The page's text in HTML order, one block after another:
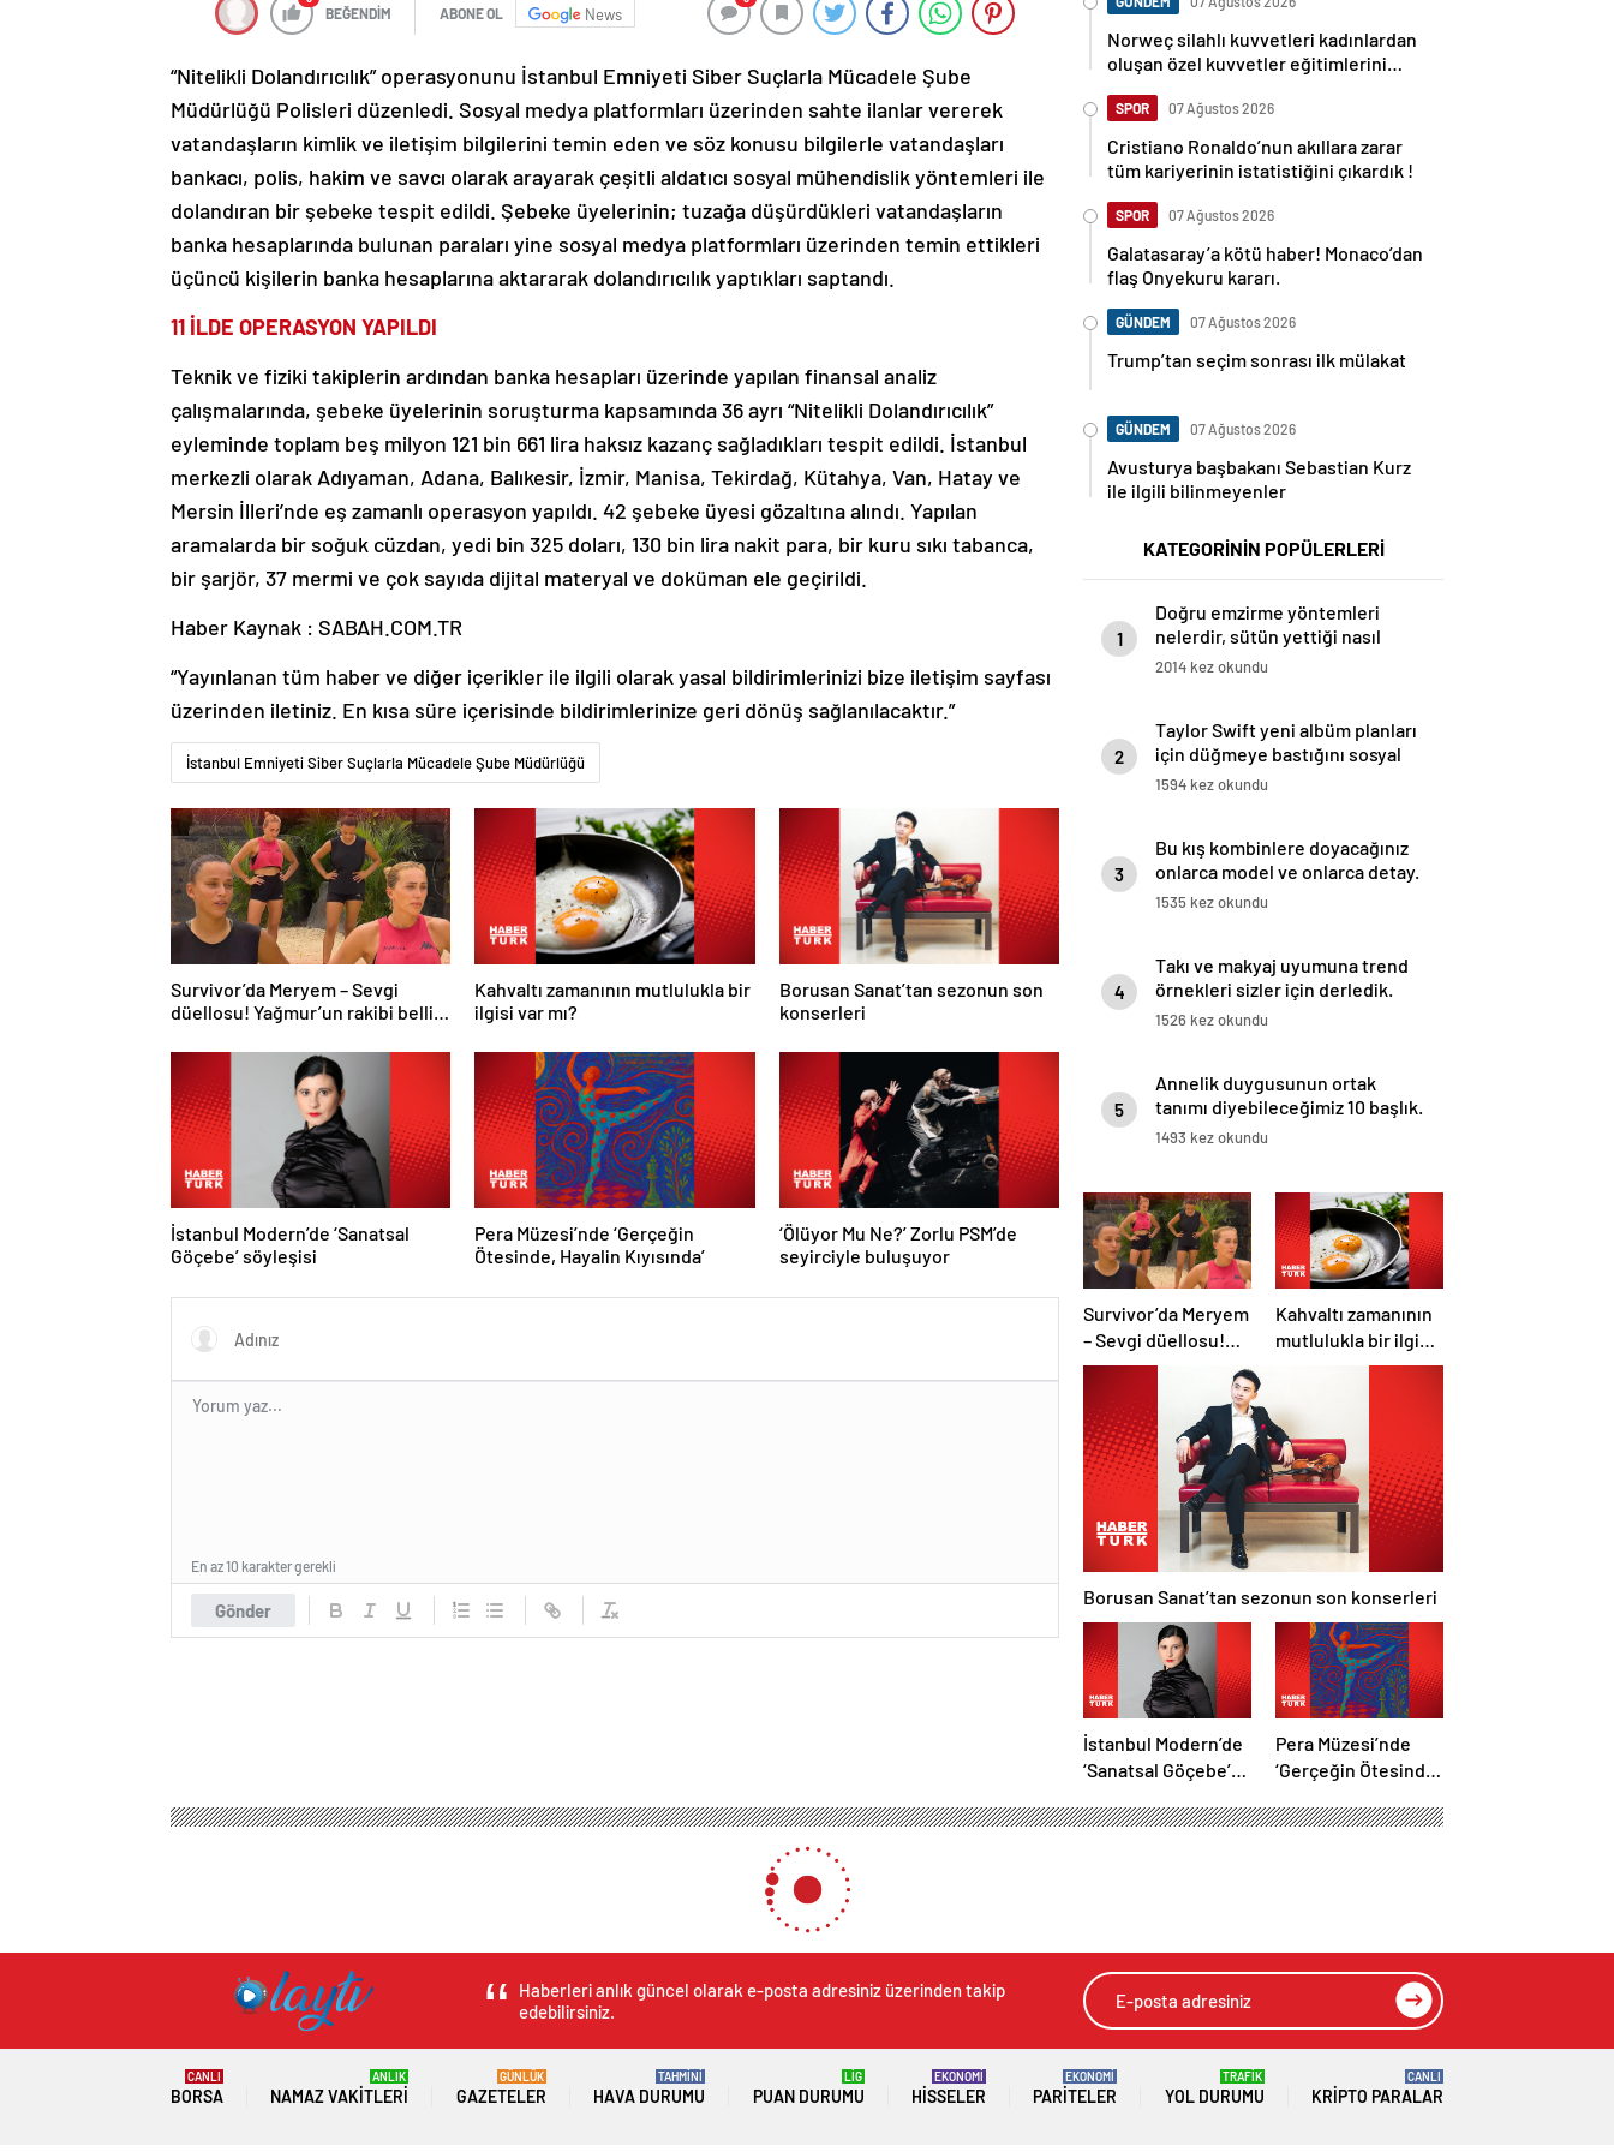
BEĞENDİM ABONE OL News
“Nitelikli Dolandırıcılık” operasyonunu İstanbul Emniyeti Siber Suçlarla Mücadele Şube
Müdürlüğü Polisleri düzenledi. Sosyal medya platformları üzerinden sahte ilanlar vererek
vatandaşların kimlik ve iletişim bilgilerini temin eden ve söz konusu bilgilerle vatandaşları
bankacı, polis, hakim ve savcı olarak arayarak çeşitli aldatıcı sosyal mühendislik yöntemleri ile
dolandıran bir şebeke tespit edildi. Şebeke üyelerinin; tuzağa düşürdükleri vatandaşların
banka hesaplarında bulunan paraları yine sosyal medya platformları üzerinden temin ettikleri
üçüncü kişilerin banka hesaplarına aktararak dolandırıcılık yaptıkları saptandı.
11 İLDE OPERASYON YAPILDI
Teknik ve fiziki takiplerin ardından banka hesapları üzerinde yapılan finansal analiz
çalışmalarında, şebeke üyelerinin soruşturma kapsamında 36 ayrı “Nitelikli Dolandırıcılık”
eyleminde toplam beş milyon 121 bin 661 lira haksız kazanç sağladıkları tespit edildi. İstanbul
merkezli olarak Adıyaman, Adana, Balıkesir, İzmir, Manisa, Tekirdağ, Kütahya, Van, Hatay ve
Mersin İlleri’nde eş zamanlı operasyon yapıldı. 42 şebeke üyesi gözaltına alındı. Yapılan
aramalarda bir soğuk cüzdan, yedi bin 325 doları, 130 bin lira nakit para, bir kuru sıkı tabanca,
bir şarjör, 37 mermi ve çok sayıda dijital materyal ve doküman ele geçirildi.
Haber Kaynak : SABAH.COM.TR
“Yayınlanan tüm haber ve diğer içerikler ile ilgili olarak yasal bildirimlerinizi bize iletişim sayfası
üzerinden iletiniz. En kısa süre içerisinde bildirimlerinize geri dönüş sağlanılacaktır.”
İstanbul Emniyeti Siber Suçlarla Mücadele Şube Müdürlüğü
Survivor’da Meryem – Sevgi
düellosu! Yağmur’un rakibi belli
Kahvaltı zamanının mutlulukla bir
ilgisi var mı?
Borusan Sanat’tan sezonun son
konserleri
İstanbul Modern’de ‘Sanatsal
Göçebe’ söyleşisi
Pera Müzesi’nde ‘Gerçeğin
Ötesinde, Hayalin Kıyısında’
‘Ölüyor Mu Ne?’ Zorlu PSM’de
seyirciyle buluşuyor
Gönder
En az 10 karakter gerekli
Norweç silahlı kuvvetleri kadınlardan
oluşan özel kuvvetler eğitimlerini
SPOR 07 Ağustos 2026
Cristiano Ronaldo’nun akıllara zarar
tüm kariyerinin istatistiğini çıkardık !
SPOR 07 Ağustos 2026
Galatasaray’a kötü haber! Monaco’dan
flaş Onyekuru kararı.
GÜNDEM 07 Ağustos 2026
Trump’tan seçim sonrası ilk mülakat
GÜNDEM 07 Ağustos 2026
Avusturya başbakanı Sebastian Kurz
ile ilgili bilinmeyenler
KATEGORİNİN POPÜLERLERİ
1
Doğru emzirme yöntemleri
nelerdir, sütün yettiği nasıl
anlaşılır?
2014 kez okundu
2
Taylor Swift yeni albüm planları
için düğmeye bastığını sosyal
medyadan duyurdu!
1594 kez okundu
3
Bu kış kombinlere doyacağınız
onlarca model ve onlarca detay.
1535 kez okundu
4
Takı ve makyaj uyumuna trend
örnekleri sizler için derledik.
1526 kez okundu
5
Annelik duygusunun ortak
tanımı diyebileceğimiz 10 başlık.
1493 kez okundu
Survivor’da Meryem
– Sevgi düellosu!
Yağmur’un rakibi
Kahvaltı zamanının
mutlulukla bir ilgisi
Borusan Sanat’tan sezonun son konserleri
İstanbul Modern’de
‘Sanatsal Göçebe’
Pera Müzesi’nde
‘Gerçeğin Ötesinde,
Haberleri anlık güncel olarak e-posta adresiniz üzerinden takip
edebilirsiniz.
BORSA
CANLI
NAMAZ VAKITLERI
ANLIK
GAZETELER
GÜNLÜK
HAVA DURUMU
TAHMİNİ
PUAN DURUMU
LİG
HISSELER
EKONOMİ
PARITELER
EKONOMİ
YOL DURUMU
TRAFİK
KRIPTO PARALAR
CANLI